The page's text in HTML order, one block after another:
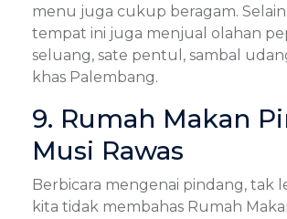
menu juga cukup beragam.
tempat ini juga menjual olahan
seluang, sate pentul, sambal
khas Palembang.
9. Rumah Makan
Musi Rawas
Berbicara mengenai pindang, tak
kita tidak membahas Rumah